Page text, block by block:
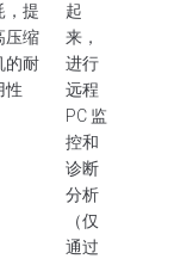
，提
压缩
的耐
性
起
来，
进行
远程
PC 监
控和
诊断
分析
（仅
通过